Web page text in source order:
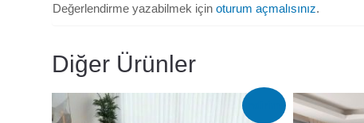
Değerlendirme yazabilmek için oturum açmalısınız.
Diğer Ürünler